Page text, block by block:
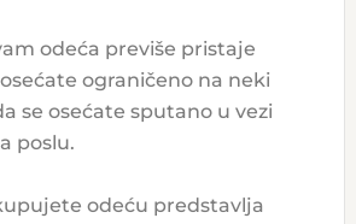
odeća previše pristaje
ograničeno na neki
se osećate sputano u vezi
poslu.
odeću predstavlja